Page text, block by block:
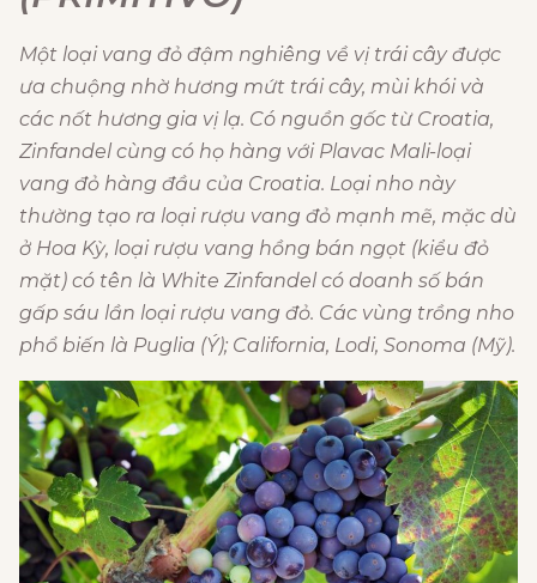
Một loại vang đỏ đậm nghiêng về vị trái cây được
ưa chuộng nhờ hương mứt trái cây, mùi khói và
các nốt hương gia vị lạ. Có nguồn gốc từ Croatia,
Zinfandel cùng có họ hàng với Plavac Mali-loại
vang đỏ hàng đầu của Croatia. Loại nho này
thường tạo ra loại rượu vang đỏ mạnh mẽ, mặc dù
ở Hoa Kỳ, loại rượu vang hồng bán ngọt (kiểu đỏ
mặt) có tên là White Zinfandel có doanh số bán
gấp sáu lần loại rượu vang đỏ. Các vùng trồng nho
phổ biến là Puglia (Ý); California, Lodi, Sonoma (Mỹ).